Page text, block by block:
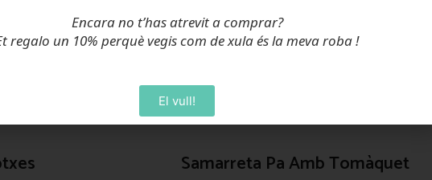
Samarreta Pa Amb Tomàquet
Encara no t’has atrevit a comprar?
regalo un 10% perquè vegis com de xula és la meva roba!
El vull!